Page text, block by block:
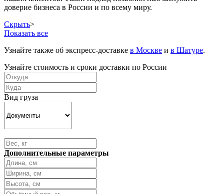
доверие бизнеса в России и по всему миру.
Скрыть>
Показать все
Узнайте также об экспресс-доставке в Москве и в Шатуре.
Узнайте стоимость и сроки доставки по России
Вид груза
Дополнительные параметры